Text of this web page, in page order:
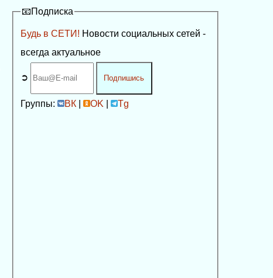
📧Подписка
Будь в СЕТИ! Новости социальных сетей -
всегда актуальное
➲ Подпишись
Группы: ВК| OK Tg